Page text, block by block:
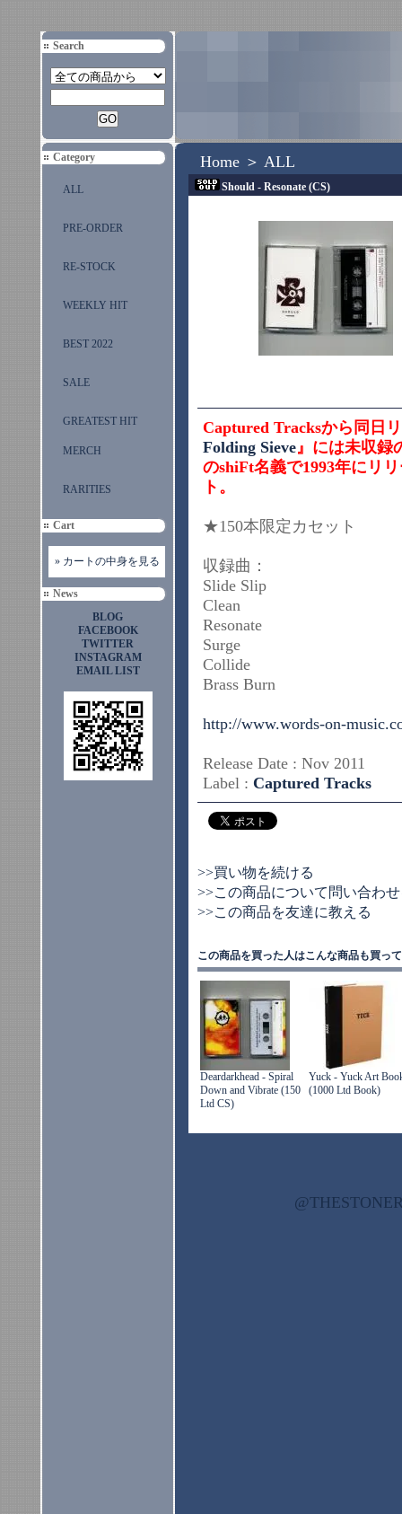
Search
Category
ALL
PRE-ORDER
RE-STOCK
WEEKLY HIT
BEST 2022
SALE
GREATEST HIT
MERCH
RARITIES
Cart
» カートの中身を見る
News
BLOG
FACEBOOK
TWITTER
INSTAGRAM
EMAIL LIST
Home ＞ ALL
Should - Resonate (CS)
Captured Tracksから同日
Folding Sieve』には未収録
のshiFt名義で1993年にリ
ト。
★150本限定カセッ
収録曲：
Slide Slip
Clean
Resonate
Surge
Collide
Brass Burn
http://www.words-on-
Release Date : Nov 2011
Label : Captured Tracks
>>買い物を続ける
>>この商品について問い合わ
>>この商品を友達に教える
この商品を買った人はこんな商品も買っ
Deardarkhead - Spiral
Down and Vibrate (150
Ltd CS)
Yuck - Yuck Art
(1000 Ltd Book)